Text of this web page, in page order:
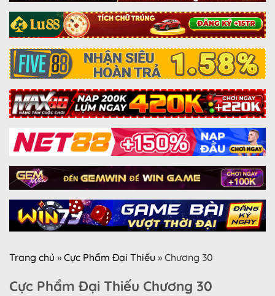
Trang chủ » Cực Phẩm Đại Thiếu » Chương 30
Cực Phẩm Đại Thiếu Chương 30